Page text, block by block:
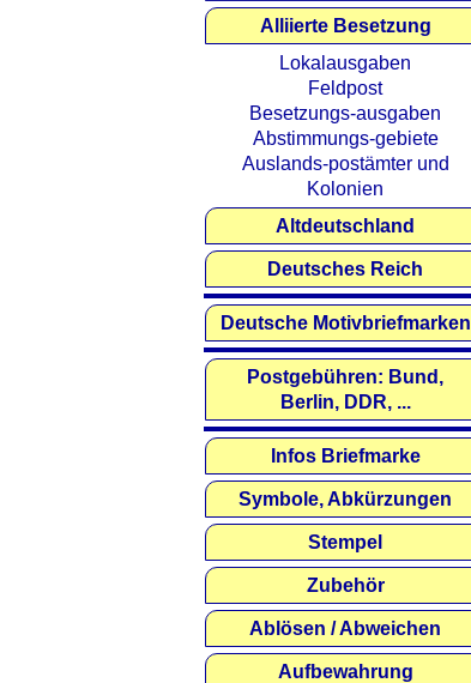
Alliierte Besetzung
Lokalausgaben
Feldpost
Besetzungs-ausgaben
Abstimmungs-gebiete
Auslands-postämter und
Kolonien
Altdeutschland
Deutsches Reich
Deutsche Motivbriefmarken
Postgebühren: Bund,
Berlin, DDR, ...
Infos Briefmarke
Symbole, Abkürzungen
Stempel
Zubehör
Ablösen / Abweichen
Aufbewahrung